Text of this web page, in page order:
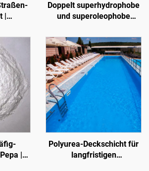
|
innen-
Doppelt superhydrophobe
und superoleophobe
Verwendung mit
oder in anderen
Szenarien, bei denen
hydrophobe und
oleophobe Eigenschaften
erforderlich sind
|
Polyurea-Deckschicht für
langfristigen